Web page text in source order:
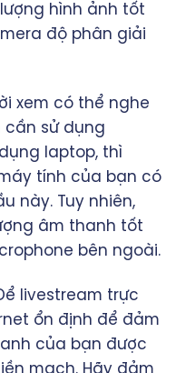
hình ảnh tốt
độ phân giải
xem có thể nghe
cần sử dụng
laptop, thì
tính của bạn có
này. Tuy nhiên,
âm thanh tốt
bên ngoài.
livestream trực
ổn định để đảm
của bạn được
mạch. Hãy đảm